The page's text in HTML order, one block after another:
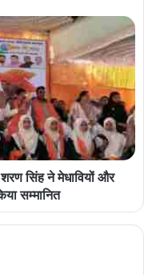
सिंह ने मेधावियों और
सम्मानित